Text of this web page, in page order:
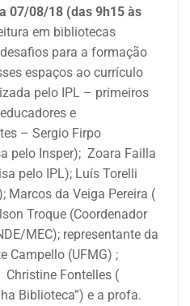
07/08/18 (das 9h15 às
em bibliotecas
para a formação
espaços ao currículo
pelo IPL – primeiros
e
– Sergio Firpo
pelo Insper); Zoara Failla
pelo IPL); Luís Torelli
Marcos da Veiga Pereira (
Troque (Coordenador
MEC); representante da
Campello (UFMG) ;
Christine Fontelles (
Biblioteca”) e a profa.